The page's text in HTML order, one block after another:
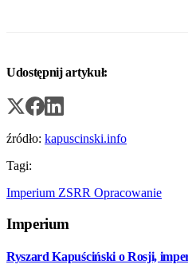
Udostępnij artykuł:
źródło: kapuscinski.info
Tagi:
Imperium ZSRR Opracowanie
Imperium
Ryszard Kapuściński o Rosji,